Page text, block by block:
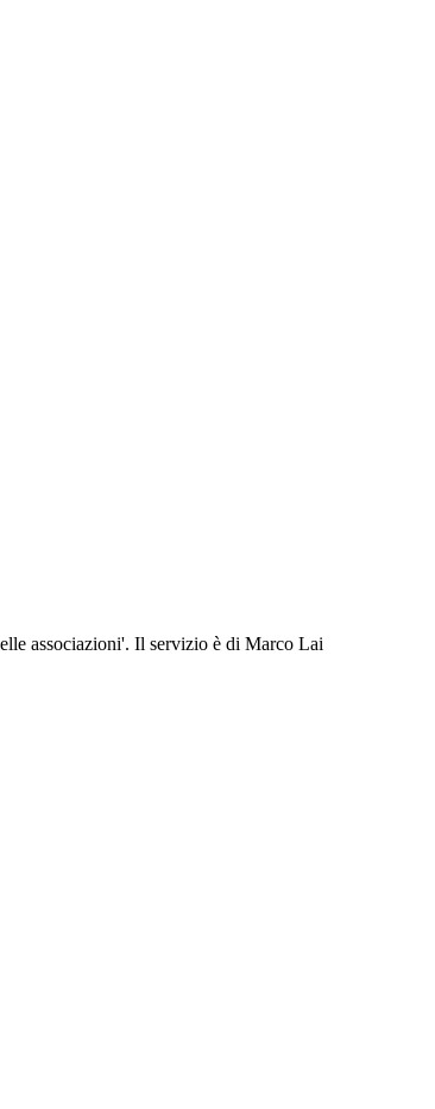
associazioni'. Il servizio è di Marco Lai